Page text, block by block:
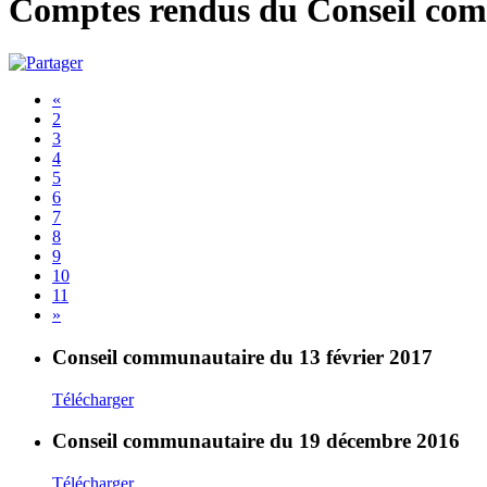
Comptes rendus du Conseil
«
2
3
4
5
6
7
8
9
10
11
»
Conseil communautaire du 13 février 2017
Télécharger
Conseil communautaire du 19 décembre 2016
Télécharger